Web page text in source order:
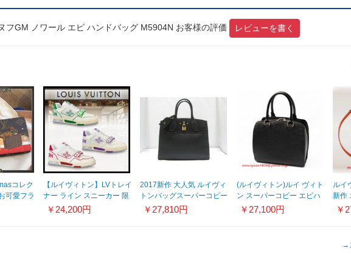
フGM ノワール エピ ハンドバッグ M5904N お客様の評価 レビューを書く
コレク
可愛フラ
【ルイヴィトン】LVトレイ
ナー ライン スニーカー 限
定コピー★３色★1A98VF
￥24,200円
2017新作 大人気 ルイヴィ
トンバッグスーパーコピー
スムースカーフスキン
￥27,810円
(ルイヴィトン)ルイ ヴィト
ン スーパーコピー エピハ
ンドバッグ ブラック
￥27,100円
ルイ
新作
ン
￥
→